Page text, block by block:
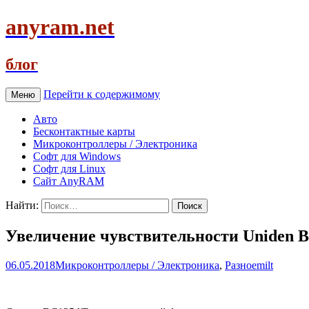
anyram.net
блог
Меню Перейти к содержимому
Авто
Бесконтактные карты
Микроконтроллеры / Электроника
Софт для Windows
Софт для Linux
Сайт AnyRAM
Найти:
Увеличение чувствительности Uniden
06.05.2018Микроконтроллеры / Электроника, Разноеmilt